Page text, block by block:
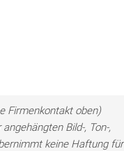
Firmenkontakt oben)
Bild-, Ton-,
keine Haftung für